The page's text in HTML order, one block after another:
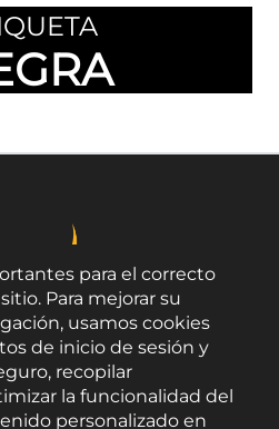
para el correcto
Para mejorar su
usamos cookies
de inicio de sesión y
recopilar
la funcionalidad del
personalizado en